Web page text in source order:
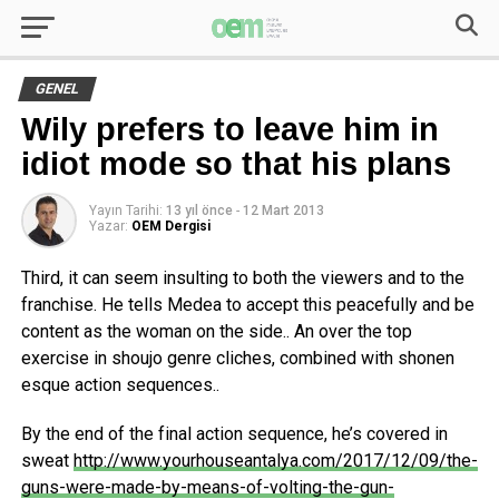
GENEL
Wily prefers to leave him in
idiot mode so that his plans
Yayın Tarihi: 13 yıl önce - 12 Mart 2013
Yazar: OEM Dergisi
Third, it can seem insulting to both the viewers and to the
franchise. He tells Medea to accept this peacefully and be
content as the woman on the side.. An over the top
exercise in shoujo genre cliches, combined with shonen
esque action sequences..
By the end of the final action sequence, he’s covered in
sweat http://www.yourhouseantalya.com/2017/12/09/the-
guns-were-made-by-means-of-volting-the-gun-